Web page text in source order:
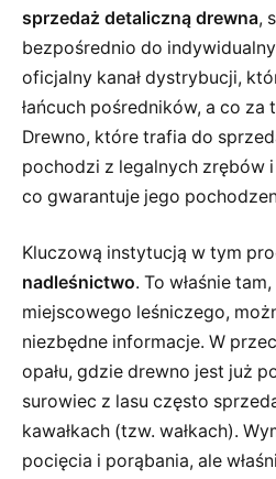
sprzedaż detaliczną drewna,
bezpośrednio do
oficjalny kanał dystrybucji,
łańcuch pośredników, a co za
Drewno, które trafia do
pochodzi z legalnych zrębów
co gwarantuje jego
Kluczową instytucją w tym
nadleśnictwo. To właśnie
miejscowego leśniczego,
niezbędne informacje. W
opału, gdzie drewno jest już
surowiec z lasu często
kawałkach (tzw. wałkach).
pocięcia i porąbania, ale